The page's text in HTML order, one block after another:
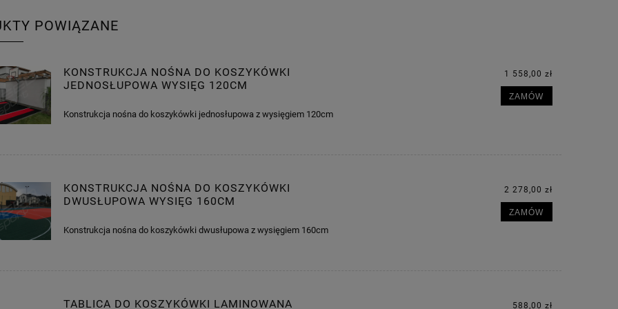
POWIĄZANE
KONSTRUKCJA NOŚNA DO KOSZYKÓWKI
JEDNOSŁUPOWA WYSIĘG 120CM
Konstrukcja nośna do koszykówki jednosłupowa z wysięgiem 120cm
1 558,00 zł
ZAMÓW
KONSTRUKCJA NOŚNA DO KOSZYKÓWKI
DWUSŁUPOWA WYSIĘG 160CM
Konstrukcja nośna do koszykówki dwusłupowa z wysięgiem 160cm
2 278,00 zł
ZAMÓW
TABLICA DO KOSZYKÓWKI LAMINOWANA 588,00 zł